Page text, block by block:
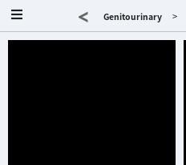
< Genitourinary >